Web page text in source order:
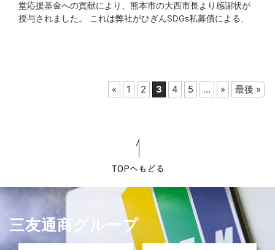
堂応援基金への貢献により、熊本市の大西市長より感謝状が
授与されました。 これは弊社がひぎんSDGs私募債による、
« 1 2 3 4 5 ... » 最後 »
三友通商グループ